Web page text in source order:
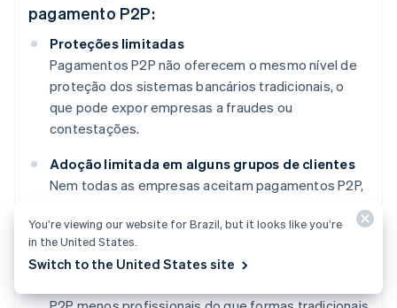
pagamento P2P:
Proteções limitadas
Pagamentos P2P não oferecem o mesmo nível de
proteção dos sistemas bancários tradicionais, o
que pode expor empresas a fraudes ou
contestações.
Adoção limitada em alguns grupos de clientes
Nem todas as empresas aceitam pagamentos P2P,
que limita seu alcance.
Possível percepção de falta de profissionalismo
You’re viewing our website for Brazil, but it looks like you’re
in the United States.
Switch to the United States site